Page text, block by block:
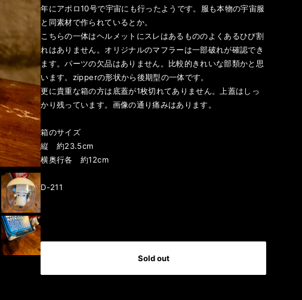
年にアポロ10号で宇宙にも行ったようです。服も本物の宇宙服
と同素材で作られているとか。
こちらの一体はヘルメットにスレはあるもののよくあるひび割
れはありません。オリジナルのマフラーは一部破れが確認でき
ます。パーツの欠品はありません。比較的きれいな部類かと思
います。zipperの形状から後期型の一体です。
更に貴重な箱の方は底蓋が1枚切れてありません。上蓋はしっ
かり残っています。画像の通り痛みはあります。
箱のサイズ
縦 約23.5cm
横奥行各 約12cm
D-211
Sold out